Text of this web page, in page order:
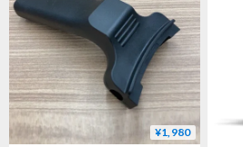
¥1,980